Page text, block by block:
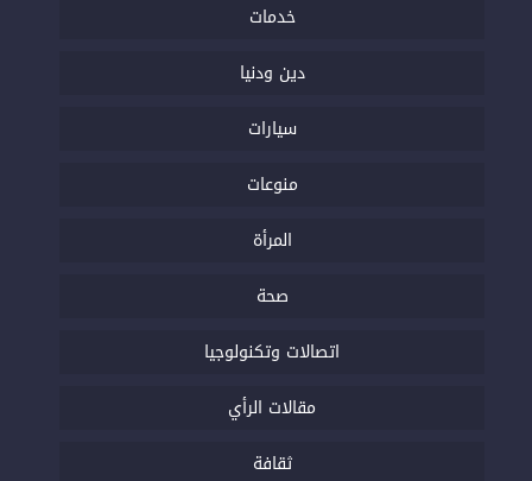
خدمات
دين ودنيا
سيارات
منوعات
المرأة
صحة
اتصالات وتكنولوجيا
مقالات الرأي
ثقافة